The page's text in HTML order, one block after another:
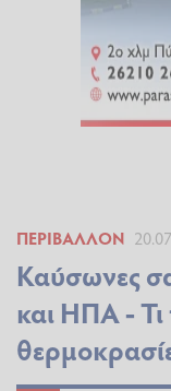
ΠΕΡΙΒΆΛΛΟΝ
Καύσωνες
και ΗΠΑ - Τι